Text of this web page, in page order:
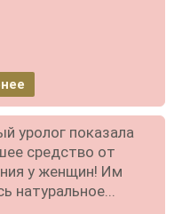
уролог показала
средство от
у женщин! Им
натуральное...